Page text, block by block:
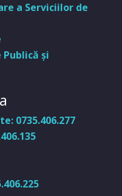
a Serviciilor de
şi
0735.406.277